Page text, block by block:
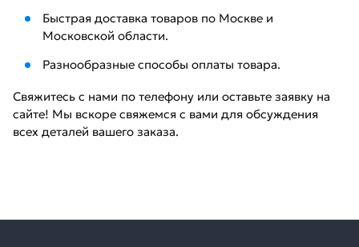
Быстрая доставка товаров по Москве и
Московской области.
Разнообразные способы оплаты товара.
Свяжитесь с нами по телефону или оставьте заявку на
сайте! Мы вскоре свяжемся с вами для обсуждения
всех деталей вашего заказа.